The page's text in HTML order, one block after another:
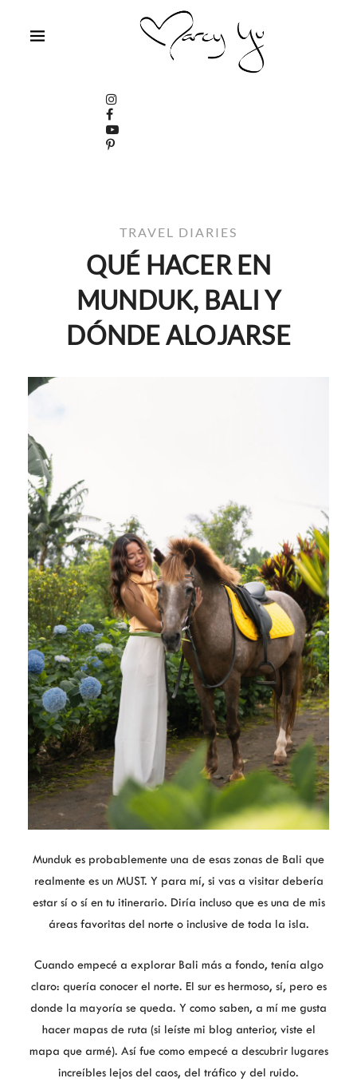
TRAVEL DIARIES
QUÉ HACER EN
MUNDUK, BALI Y
DÓNDE ALOJARSE
Munduk es probablemente una de esas zonas de Bali que
realmente es un MUST. Y para mí, si vas a visitar debería
estar sí o sí en tu itinerario. Diría incluso que es una de mis
áreas favoritas del norte o inclusive de toda la isla.
Cuando empecé a explorar Bali más a fondo, tenía algo
claro: quería conocer el norte. El sur es hermoso, sí, pero es
donde la mayoría se queda. Y como saben, a mí me gusta
hacer mapas de ruta (si leíste mi blog anterior, viste el
mapa que armé). Así fue como empecé a descubrir lugares
increíbles lejos del caos, del tráfico y del ruido.